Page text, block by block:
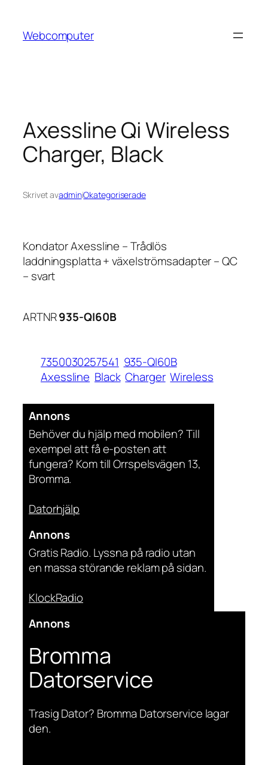
innehåll
Webcomputer
Axessline Qi Wireless
Charger, Black
Skrivet avadminiOkategoriserade
Kondator Axessline – Trådlös
laddningsplatta + växelströmsadapter – QC
– svart
ARTNR935-QI60B
7350030257541 935-QI60B
Axessline Black Charger Wireless
Annons
Behöver du hjälp med mobilen? Till
exempel att få e-posten att
fungera? Kom till Orrspelsvägen 13,
Bromma.
Datorhjälp
Annons
Gratis Radio. Lyssna på radio utan
en massa störande reklam på sidan.
KlockRadio
Annons
Bromma
Datorservice
Trasig Dator? Bromma Datorservice lagar
den.